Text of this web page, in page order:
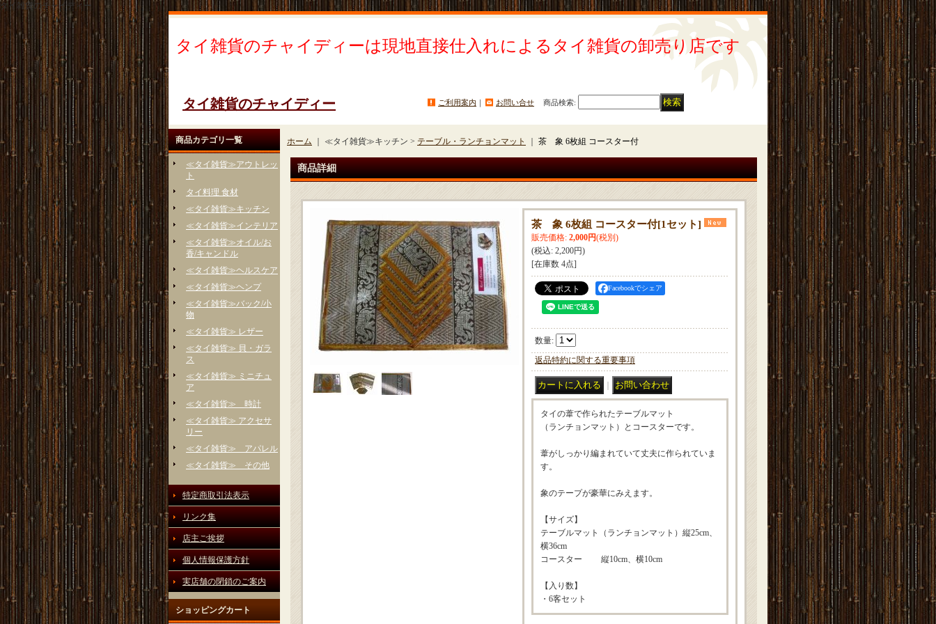
タイ雑貨のチャイディー
タイ雑貨のチャイディーは現地直接仕入れによるタイ雑貨の卸売り店です
タイ雑貨のチャイディー ご利用案内 ｜ お問い合せ 商品検索:
商品カテゴリ一覧
≪タイ雑貨≫アウトレッ
ト
タイ料理 食材
≪タイ雑貨≫キッチン
≪タイ雑貨≫インテリア
≪タイ雑貨≫オイル/お
香/キャンドル
≪タイ雑貨≫ヘルスケア
≪タイ雑貨≫ヘンプ
≪タイ雑貨≫バック/小
物
≪タイ雑貨≫ レザー
≪タイ雑貨≫ 貝・ガラ
ス
≪タイ雑貨≫ ミニチュ
ア
≪タイ雑貨≫ 時計
≪タイ雑貨≫ アクセサ
リー
≪タイ雑貨≫ アパレル
≪タイ雑貨≫ その他
特定商取引法表示
リンク集
店主ご挨拶
個人情報保護方針
実店舗の閉鎖のご案内
ショッピングカート
ホーム ｜ ≪タイ雑貨≫キッチン > テーブル・ランチョンマット 茶 象 6枚組 コースター付
商品詳細
茶 象 6枚組 コースター付[1セット]
販売価格: 2,000円(税別)
(税込: 2,200円)
[在庫数 4点]
Facebookでシェア
数量:
返品特約に関する重要事項
タイの葦で作られたテーブルマット
（ランチョンマット）とコースターです。
葦がしっかり編まれていて丈夫に作られていま
す。
象のテープが豪華にみえます。
【サイズ】
テーブルマット（ランチョンマット）縦25cm、
横36cm
コースター 縦10cm、横10cm
【入り数】
・6客セット